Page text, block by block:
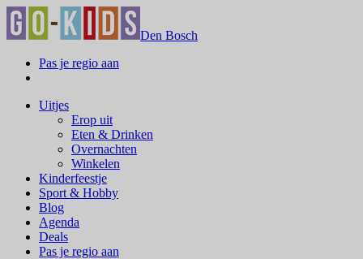
Den Bosch
Pas je regio aan
Uitjes
Erop uit
Eten & Drinken
Overnachten
Winkelen
Kinderfeestje
Sport & Hobby
Blog
Agenda
Deals
Pas je regio aan